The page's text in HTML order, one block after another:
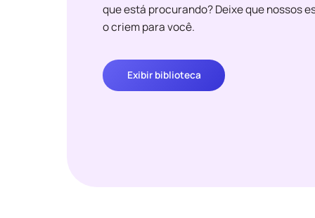
que está procurando? Deixe que nossos
o criem para você.
Exibir biblioteca